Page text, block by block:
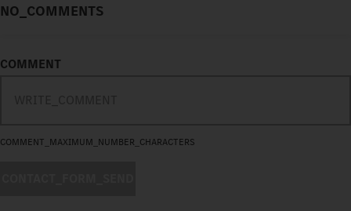
NO_COMMENTS
COMMENT
COMMENT_MAXIMUM_NUMBER_CHARACTERS